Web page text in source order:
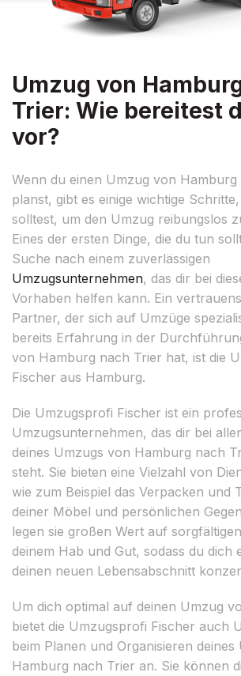
Umzug von
Trier: Wie bereitest
vor?
Wenn du einen Umzug von
planst, gibt es einige wichtige
solltest, um den Umzug reibungslos
Eines der ersten Dinge, die du tun
Suche nach einem zuverlässigen
Umzugsunternehmen, das dir bei
Vorhaben helfen kann. Ein
Partner, der sich auf Umzüge
bereits Erfahrung in der
von Hamburg nach Trier hat, ist die
Fischer aus Hamburg.
Die Umzugsprofi Fischer ist ein
Umzugsunternehmen, das dir bei
deines Umzugs von Hamburg nach
steht. Sie bieten eine Vielzahl von
wie zum Beispiel das Verpacken und
deiner Möbel und persönlichen
legen sie großen Wert auf
deinem Hab und Gut, sodass du dich
deinen neuen Lebensabschnitt
Um dich optimal auf deinen Umzug
bietet die Umzugsprofi Fischer auch
beim Planen und Organisieren deines
Hamburg nach Trier an. Sie können